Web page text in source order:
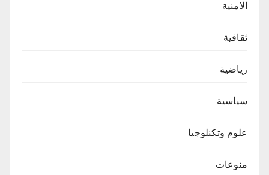
الامنية
ثقافية
رياضية
سياسية
علوم وتكنلوجيا
منوعات